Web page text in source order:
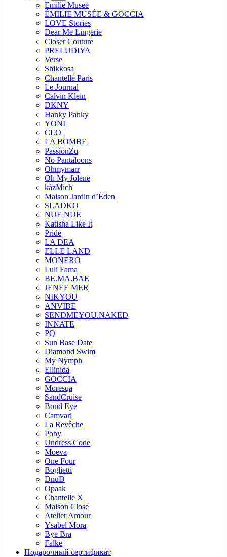
Emilie Musee
ÉMILIE MUSÉE & GOCCIA
LOVE Stories
Dear Me Lingerie
Closer Couture
PRELUDIYA
Verse
Shikkosa
Chantelle Paris
Le Journal
Calvin Klein
DKNY
Hanky Panky
YONI
CLO
LA BOMBE
PassionZu
No Pantaloons
Ohmymarr
Oh My Jolene
kázMich
Maison Jardin d’Éden
SLADKO
NUE NUE
Katisha Like It
Pride
LA DEA
ELLE LAND
MONERO
Luli Fama
BE.MA.BAE
JENEE MER
NIKYOU
ANVIBE
SENDMEYOU.NAKED
INNATE
PQ
Sun Base Date
Diamond Swim
My Nymph
Ellinida
GOCCIA
Moresqa
SandCruise
Bond Eye
Camvari
La Revêche
Poby
Undress Code
Moeva
One Four
Boglietti
DnuD
Opaak
Chantelle X
Maison Close
Atelier Amour
Ysabel Mora
Bye Bra
Falke
Подарочный сертификат